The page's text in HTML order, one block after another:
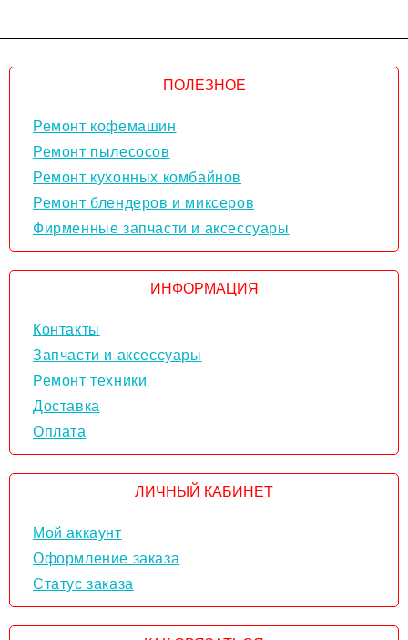
ПОЛЕЗНОЕ
Ремонт кофемашин
Ремонт пылесосов
Ремонт кухонных комбайнов
Ремонт блендеров и миксеров
Фирменные запчасти и аксессуары
ИНФОРМАЦИЯ
Контакты
Запчасти и аксессуары
Ремонт техники
Доставка
Оплата
ЛИЧНЫЙ КАБИНЕТ
Мой аккаунт
Оформление заказа
Статус заказа